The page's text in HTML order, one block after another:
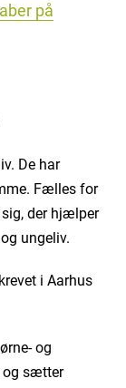
på
De har
Fælles for
der hjælper
ungeliv.
i Aarhus
og
og sætter